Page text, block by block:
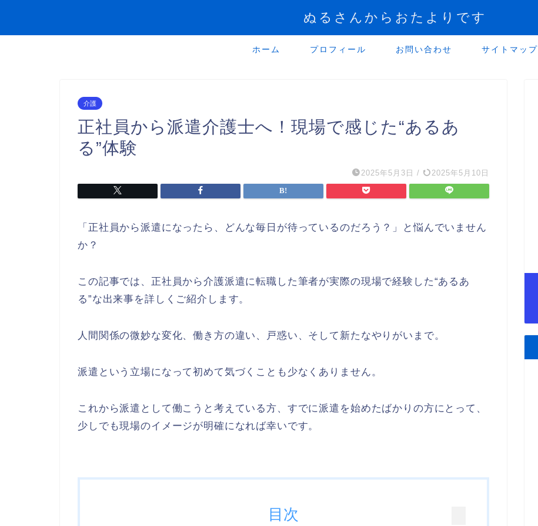
ぬるさんからおたよりです
ホーム プロフィール お問い合わせ サイトマップ
介護
正社員から派遣介護士へ！現場で感じた“あるあ
る”体験
2025年5月3日 / 2025年5月10日
「正社員から派遣になったら、どんな毎日が待っているのだろう？」と悩んでいません
か？
この記事では、正社員から介護派遣に転職した筆者が実際の現場で経験した“あるあ
る”な出来事を詳しくご紹介します。
人間関係の微妙な変化、働き方の違い、戸惑い、そして新たなやりがいまで。
派遣という立場になって初めて気づくことも少なくありません。
これから派遣として働こうと考えている方、すでに派遣を始めたばかりの方にとって、
少しでも現場のイメージが明確になれば幸いです。
目次